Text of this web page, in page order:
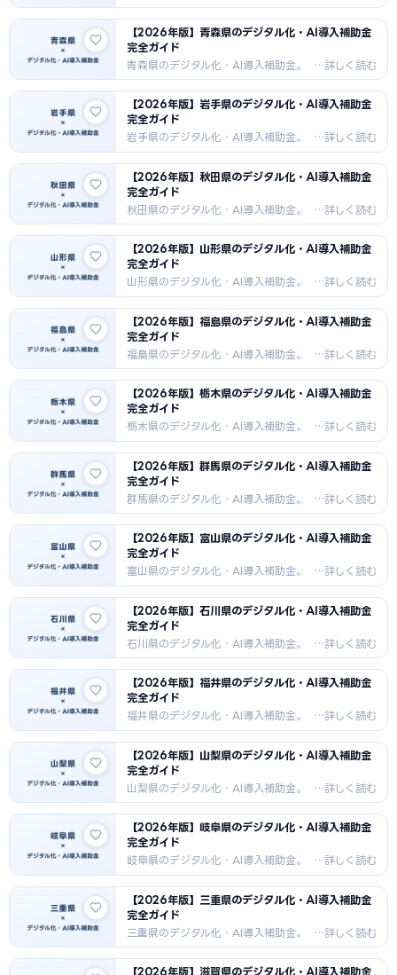
補助率・対象経費・申請手順・採択事
例を詳しく解説。2026年最新版。
【2026年版】青森県のデジタル化・AI導入補助金
完全ガイド
青森県のデジタル化・AI導入補助金。
補助率・対象経費・申請手順・採択事
例を詳しく解説。2026年最新版。
【2026年版】岩手県のデジタル化・AI導入補助金
完全ガイド
岩手県のデジタル化・AI導入補助金。
補助率・対象経費・申請手順・採択事
例を詳しく解説。2026年最新版。
【2026年版】秋田県のデジタル化・AI導入補助金
完全ガイド
秋田県のデジタル化・AI導入補助金。
補助率・対象経費・申請手順・採択事
例を詳しく解説。2026年最新版。
【2026年版】山形県のデジタル化・AI導入補助金
完全ガイド
山形県のデジタル化・AI導入補助金。
補助率・対象経費・申請手順・採択事
例を詳しく解説。2026年最新版。
【2026年版】福島県のデジタル化・AI導入補助金
完全ガイド
福島県のデジタル化・AI導入補助金。
補助率・対象経費・申請手順・採択事
例を詳しく解説。2026年最新版。
【2026年版】栃木県のデジタル化・AI導入補助金
完全ガイド
栃木県のデジタル化・AI導入補助金。
補助率・対象経費・申請手順・採択事
例を詳しく解説。2026年最新版。
【2026年版】群馬県のデジタル化・AI導入補助金
完全ガイド
群馬県のデジタル化・AI導入補助金。
補助率・対象経費・申請手順・採択事
例を詳しく解説。2026年最新版。
【2026年版】富山県のデジタル化・AI導入補助金
完全ガイド
富山県のデジタル化・AI導入補助金。
補助率・対象経費・申請手順・採択事
例を詳しく解説。2026年最新版。
【2026年版】石川県のデジタル化・AI導入補助金
完全ガイド
石川県のデジタル化・AI導入補助金。
補助率・対象経費・申請手順・採択事
例を詳しく解説。2026年最新版。
【2026年版】福井県のデジタル化・AI導入補助金
完全ガイド
福井県のデジタル化・AI導入補助金。
補助率・対象経費・申請手順・採択事
例を詳しく解説。2026年最新版。
【2026年版】山梨県のデジタル化・AI導入補助金
完全ガイド
山梨県のデジタル化・AI導入補助金。
補助率・対象経費・申請手順・採択事
例を詳しく解説。2026年最新版。
【2026年版】岐阜県のデジタル化・AI導入補助金
完全ガイド
岐阜県のデジタル化・AI導入補助金。
補助率・対象経費・申請手順・採択事
例を詳しく解説。2026年最新版。
【2026年版】三重県のデジタル化・AI導入補助金
完全ガイド
三重県のデジタル化・AI導入補助金。
補助率・対象経費・申請手順・採択事
例を詳しく解説。2026年最新版。
【2026年版】滋賀県のデジタル化・AI導入補助金